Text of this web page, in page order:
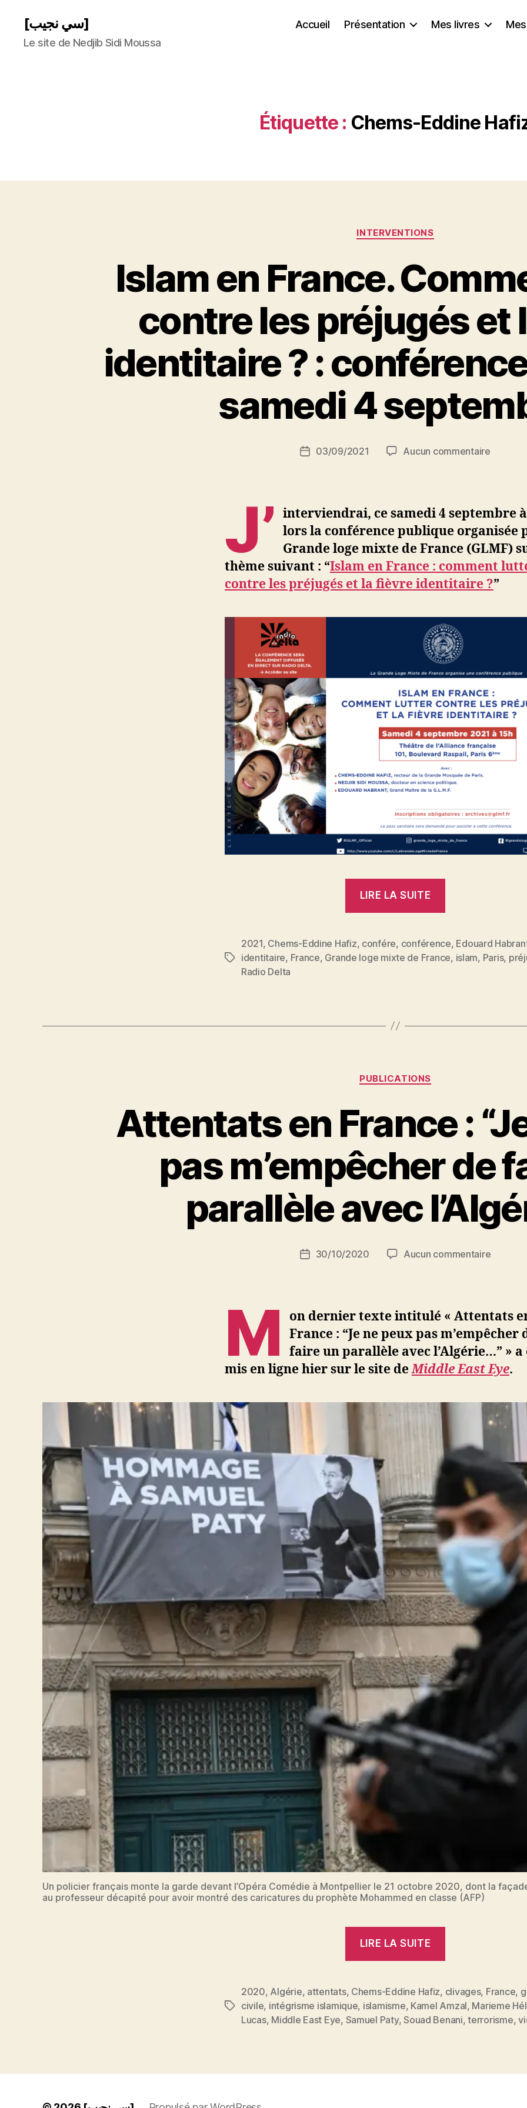
[سي نجيب]
Le site de Nedjib Sidi Moussa
Accueil Présentation Mes livres
Étiquette : Chems-Eddine
Catégories
INTERVENTIONS
Islam en France.
contre les préjugés et
identitaire ? :
samedi 4
P
r
N
b
Date03/09/2021 Aucun commentairesur
lutter
contre
les
et
la
à
Paris
le
samedi
4
J’ interviendrai, ce samedi 4 septembre
lors la conférence publique organisée
Grande loge mixte de France (GLMF)
thème suivant : “Islam en France : comment
contre les préjugés et la fièvre identitaire ?”
LIRE LA SUITE
Comment
lutter
:
conférence
à
Paris
le
samedi
septembre »
Étiquettes
2021, Chems-Eddine Hafiz, confére, conférence, Edouard
identitaire, France, Grande loge mixte de France, islam, Paris,
Radio Delta
Catégories
PUBLICATIONS
Attentats en France :
pas m’empêcher de
parallèle avec
Auteur
P
r
N
b
Date30/10/2020 Aucun commentairesur
:
“Je
ne
peux
pas
faire
un
M
on dernier texte intitulé « Attentats
France : “Je ne peux pas m’empêcher
faire un parallèle avec l’Algérie…” » a
mis en ligne hier sur le site deMiddle East Eye.
Un policier français monte la garde devant l’Opéra Comédie à Montpellier le 21 octobre 2020, dont la
au professeur décapité pour avoir montré des caricatures du prophète Mohammed en classe (AFP)
LIRE LA SUITE
:
“Je
ne
Étiquettes
2020, Algérie, attentats, Chems-Eddine Hafiz, clivages, France,
civile, intégrisme islamique, islamisme, Kamel Amzal, Marieme
Lucas, Middle East Eye, Samuel Paty,Souad Benani,terrorisme,